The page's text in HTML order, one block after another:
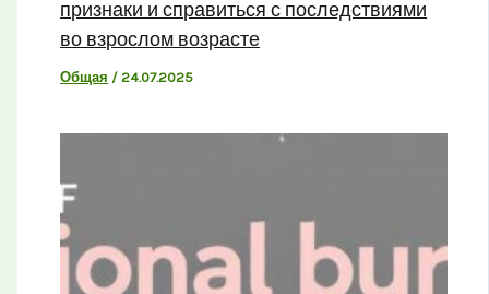
признаки и справиться с последствиями
во взрослом возрасте
Общая /24.07.2025